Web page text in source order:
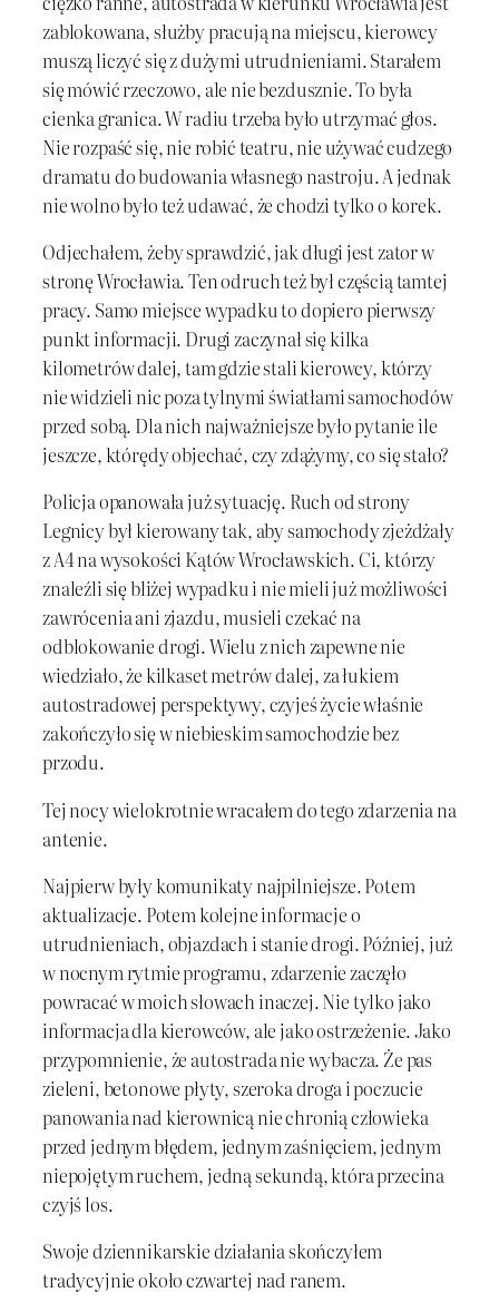
zablokowana, służby pracują na miejscu, kierowcy
muszą liczyć się z dużymi utrudnieniami. Starałem
się mówić rzeczowo, ale nie bezdusznie. To była
cienka granica. W radiu trzeba było utrzymać głos.
Nie rozpaść się, nie robić teatru, nie używać cudzego
dramatu do budowania własnego nastroju. A jednak
nie wolno było też udawać, że chodzi tylko o korek.
Odjechałem, żeby sprawdzić, jak długi jest zator w
stronę Wrocławia. Ten odruch też był częścią tamtej
pracy. Samo miejsce wypadku to dopiero pierwszy
punkt informacji. Drugi zaczynał się kilka
kilometrów dalej, tam gdzie stali kierowcy, którzy
nie widzieli nic poza tylnymi światłami samochodów
przed sobą. Dla nich najważniejsze było pytanie ile
jeszcze, którędy objechać, czy zdążymy, co się stało?
Policja opanowała już sytuację. Ruch od strony
Legnicy był kierowany tak, aby samochody zjeżdżały
z A4 na wysokości Kątów Wrocławskich. Ci, którzy
znaleźli się bliżej wypadku i nie mieli już możliwości
zawrócenia ani zjazdu, musieli czekać na
odblokowanie drogi. Wielu z nich zapewne nie
wiedziało, że kilkaset metrów dalej, za łukiem
autostradowej perspektywy, czyjeś życie właśnie
zakończyło się w niebieskim samochodzie bez
przodu.
Tej nocy wielokrotnie wracałem do tego zdarzenia na
antenie.
Najpierw były komunikaty najpilniejsze. Potem
aktualizacje. Potem kolejne informacje o
utrudnieniach, objazdach i stanie drogi. Później, już
w nocnym rytmie programu, zdarzenie zaczęło
powracać w moich słowach inaczej. Nie tylko jako
informacja dla kierowców, ale jako ostrzeżenie. Jako
przypomnienie, że autostrada nie wybacza. Że pas
zieleni, betonowe płyty, szeroka droga i poczucie
panowania nad kierownicą nie chronią człowieka
przed jednym błędem, jednym zaśnięciem, jednym
niepojętym ruchem, jedną sekundą, która przecina
czyjś los.
Swoje dziennikarskie działania skończyłem
tradycyjnie około czwartej nad ranem.